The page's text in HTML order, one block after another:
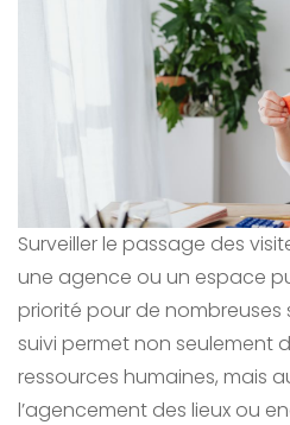
Surveiller le passage des
une agence ou un espace
priorité pour de nombreuses
suivi permet non seulement
ressources humaines, mais
l’agencement des lieux ou